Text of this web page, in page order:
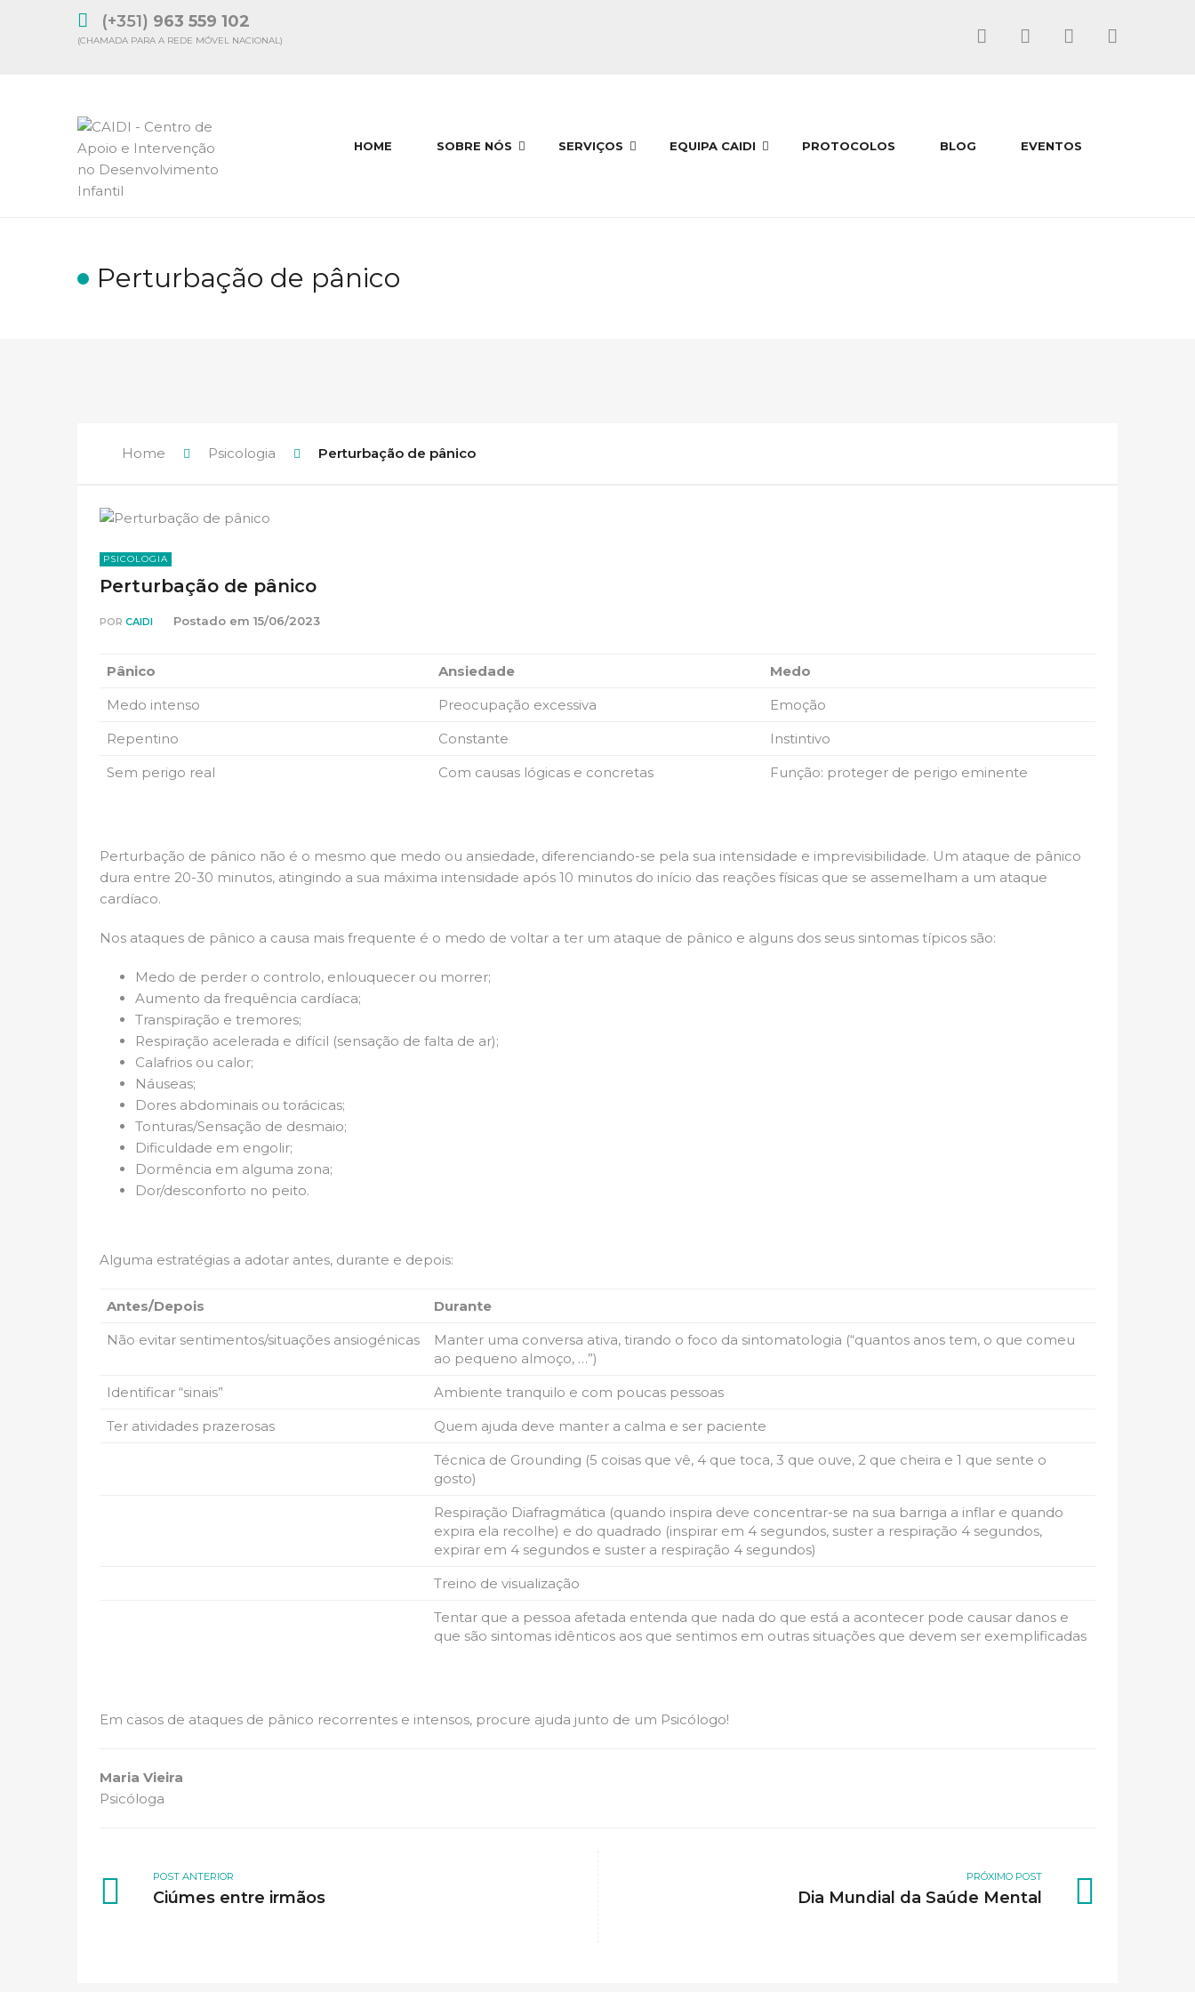
(+351) 963 559 102
(CHAMADA PARA A REDE MÓVEL NACIONAL)
HOME SOBRE NÓS SERVIÇOS EQUIPA CAIDI PROTOCOLOS BLOG EVENTOS
Perturbação de pânico
Home Psicologia Perturbação de pânico
PSICOLOGIA
Perturbação de pânico
POR CAIDI Postado em 15/06/2023
Pânico Ansiedade
Medo
Medo intenso
Preocupação excessiva
Emoção
Repentino
Constante
Instintivo
Sem perigo real
Com causas lógicas e concretas Função: proteger de perigo eminente
Perturbação de pânico não é o mesmo que medo ou ansiedade, diferenciando-se pela sua intensidade e imprevisibilidade. Um ataque de pânico
dura entre 20-30 minutos, atingindo a sua máxima intensidade após 10 minutos do início das reações físicas que se assemelham a um ataque
cardíaco.
Nos ataques de pânico a causa mais frequente é o medo de voltar a ter um ataque de pânico e alguns dos seus sintomas típicos são:
Medo de perder o controlo, enlouquecer ou morrer;
Aumento da frequência cardíaca;
Transpiração e tremores;
Respiração acelerada e difícil (sensação de falta de ar);
Calafrios ou calor;
Náuseas;
Dores abdominais ou torácicas;
Tonturas/Sensação de desmaio;
Dificuldade em engolir;
Dormência em alguma zona;
Dor/desconforto no peito.
Alguma estratégias a adotar antes, durante e depois:
Antes/Depois
Durante
Não evitar sentimentos/situações ansiogénicas
Manter uma conversa ativa, tirando o foco da sintomatologia (“quantos anos tem, o que comeu
ao pequeno almoço, …”)
Identificar “sinais”
Ambiente tranquilo e com poucas pessoas
Ter atividades prazerosas
Quem ajuda deve manter a calma e ser paciente
Técnica de Grounding (5 coisas que vê, 4 que toca, 3 que ouve, 2 que cheira e 1 que sente o
gosto)
Respiração Diafragmática (quando inspira deve concentrar-se na sua barriga a inflar e quando
expira ela recolhe) e do quadrado (inspirar em 4 segundos, suster a respiração 4 segundos,
expirar em 4 segundos e suster a respiração 4 segundos)
Treino de visualização
Tentar que a pessoa afetada entenda que nada do que está a acontecer pode causar danos e
que são sintomas idênticos aos que sentimos em outras situações que devem ser exemplificadas
Em casos de ataques de pânico recorrentes e intensos, procure ajuda junto de um Psicólogo!
Maria Vieira
Psicóloga
POST ANTERIOR
Ciúmes entre irmãos
PRÓXIMO POST
Dia Mundial da Saúde Mental